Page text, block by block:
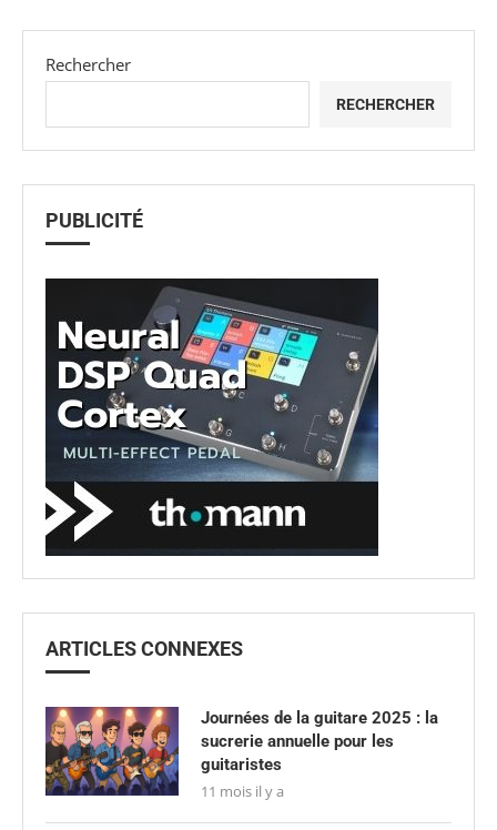
Rechercher
RECHERCHER
PUBLICITÉ
ARTICLES CONNEXES
Journées de la guitare 2025 : la
sucrerie annuelle pour les
guitaristes
11 mois il y a